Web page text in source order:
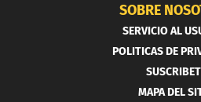
SOBRE
SERVICIO AL
POLITICAS DE
MAPA DEL